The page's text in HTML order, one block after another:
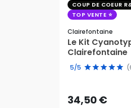
COUP DE COEUR
TOP VENTE
Clairefontaine
Le Kit
Clairefontaine
5/5
34,50 €
34,50 €
AJOUTER